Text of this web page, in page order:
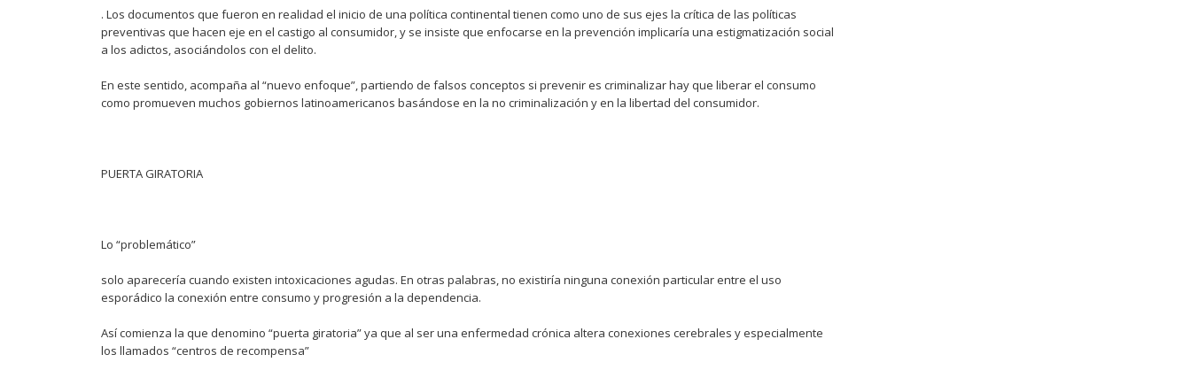
. Los documentos que fueron en realidad el inicio de una política continental tienen como uno de sus ejes la crítica de las políticas
preventivas que hacen eje en el castigo al consumidor, y se insiste que enfocarse en la prevención implicaría una estigmatización social
a los adictos, asociándolos con el delito.
En este sentido, acompaña al “nuevo enfoque”, partiendo de falsos conceptos si prevenir es criminalizar hay que liberar el consumo
como promueven muchos gobiernos latinoamericanos basándose en la no criminalización y en la libertad del consumidor.
PUERTA GIRATORIA
Lo “problemático”
solo aparecería cuando existen intoxicaciones agudas. En otras palabras, no existiría ninguna conexión particular entre el uso
esporádico la conexión entre consumo y progresión a la dependencia.
Así comienza la que denomino “puerta giratoria” ya que al ser una enfermedad crónica altera conexiones cerebrales y especialmente
los llamados “centros de recompensa”